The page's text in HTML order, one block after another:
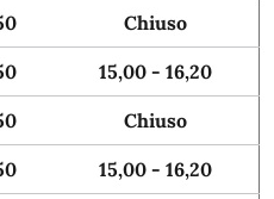
Chiuso
15,00 - 16,20
Chiuso
15,00 - 16,20